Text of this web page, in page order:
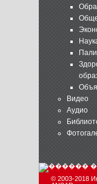
Видео
Аудио
© 2003-2018